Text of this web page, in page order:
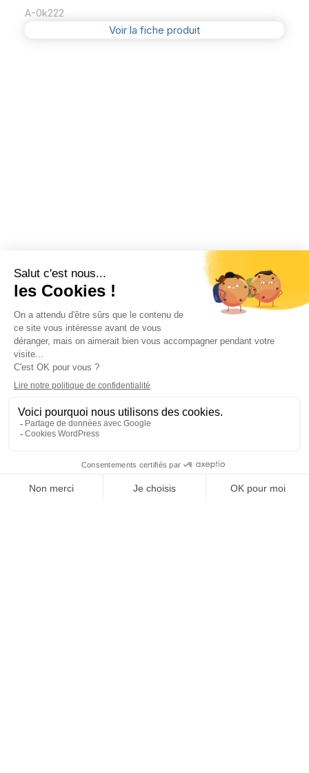
A-0k222
Voir la fiche produit
COORDONNÉES